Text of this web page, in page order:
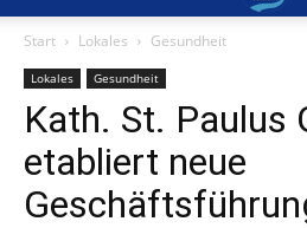
Start Lokales Gesundheit
Lokales Gesundheit
Kath. St. Paulus
etabliert neue